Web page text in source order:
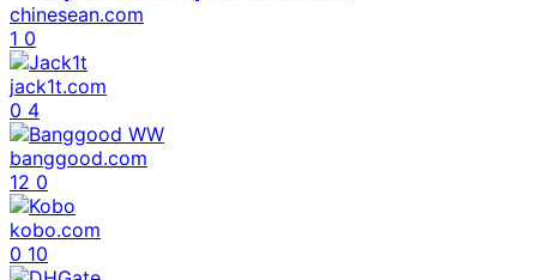
chinesean.com
1 0
jack1t.com
0 4
banggood.com
12 0
kobo.com
0 10